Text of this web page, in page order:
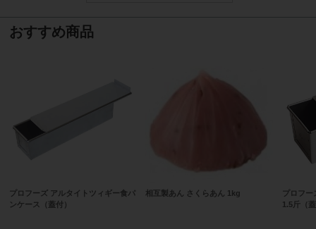
おすすめ商品
プロフーズ アルタイトツィギー食パ
ンケース（蓋付）
相互製あん さくらあん 1kg
プロフー
1.5斤（